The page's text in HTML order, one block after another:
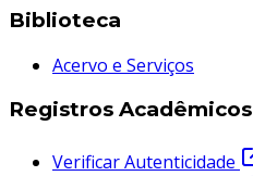
Biblioteca
Acervo e Serviços
Registros Acadêmicos
Verificar Autenticidade